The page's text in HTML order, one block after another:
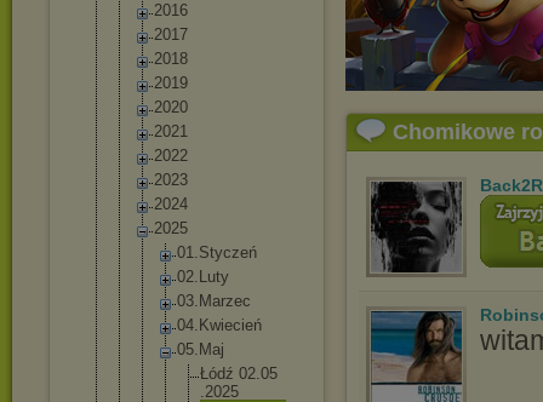
2016
2017
2018
2019
2020
2021
2022
2023
2024
2025
01.Styczeń
02.Luty
03.Marzec
04.Kwiecień
05.Maj
Łódź 02.05
.2025
Chomikowe